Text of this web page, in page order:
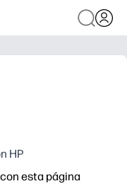
HP
esta página